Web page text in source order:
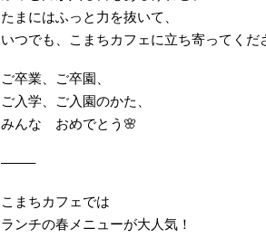
たまにはふっと力を抜いて、
いつでも、こまちカフェに立ち寄ってくだ
ご卒業、ご卒園、
ご入学、ご入園のかた、
みんな おめでとう🌸
——–
こまちカフェでは
ランチの春メニューが大人気！